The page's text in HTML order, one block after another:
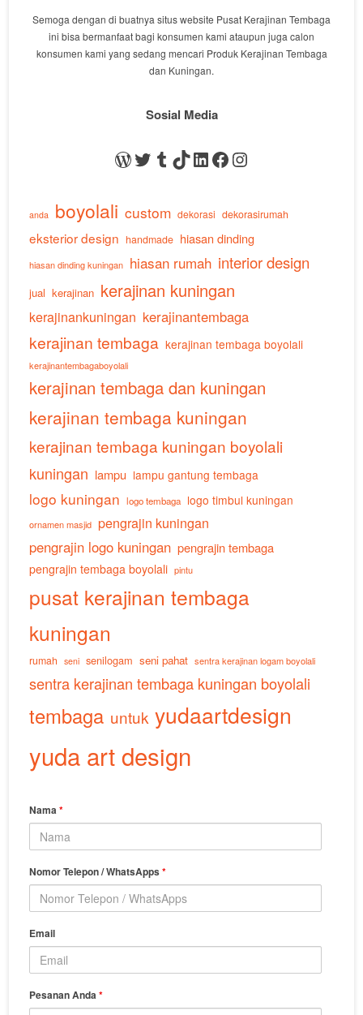
Semoga dengan di buatnya situs website Pusat Kerajinan Tembaga
ini bisa bermanfaat bagi konsumen kami ataupun juga calon
konsumen kami yang sedang mencari Produk Kerajinan Tembaga
dan Kuningan.
Sosial Media
WordPress
Twitter
Tumblr
TikTok
LinkedIn
Facebook
Instagram
anda boyolali custom dekorasi dekorasirumah
eksterior design handmade hiasan dinding
hiasan dinding kuningan hiasan rumah interior design
jual kerajinan kerajinan kuningan
kerajinankuningan kerajinantembaga
kerajinan tembaga kerajinan tembaga boyolali
kerajinantembagaboyolali
kerajinan tembaga dan kuningan
kerajinan tembaga kuningan
kerajinan tembaga kuningan boyolali
kuningan lampu lampu gantung tembaga
logo kuningan logo tembaga logo timbul kuningan
ornamen masjid pengrajin kuningan
pengrajin logo kuningan pengrajin tembaga
pengrajin tembaga boyolali pintu
pusat kerajinan tembaga
kuningan
rumah seni senilogam seni pahat sentra kerajinan logam boyolali
sentra kerajinan tembaga kuningan boyolali
tembaga untuk yudaartdesign
yuda art design
Nama*
Nomor Telepon / WhatsApps*
Email
Pesanan Anda*